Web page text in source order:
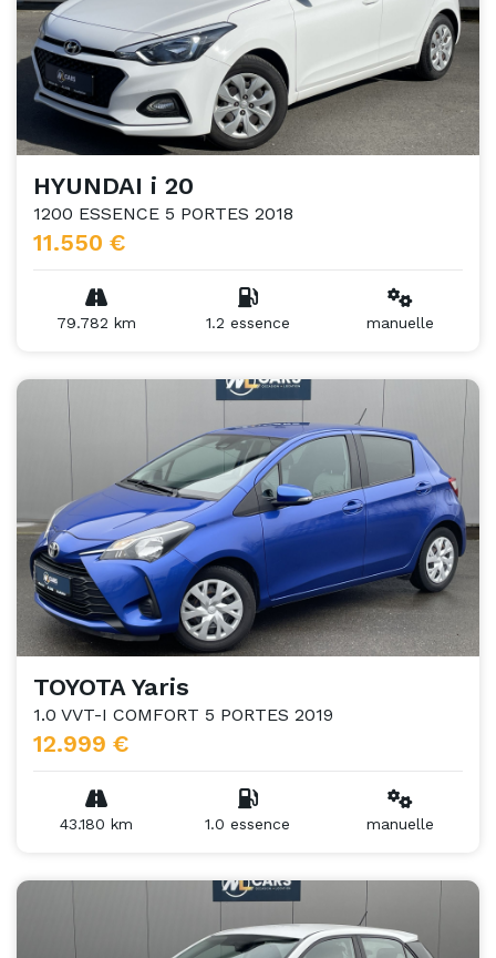
HYUNDAI i 20
1200 ESSENCE 5 PORTES 2018
11.550 €
79.782 km 1.2 essence manuelle
TOYOTA Yaris
1.0 VVT-I COMFORT 5 PORTES 2019
12.999 €
43.180 km 1.0 essence manuelle